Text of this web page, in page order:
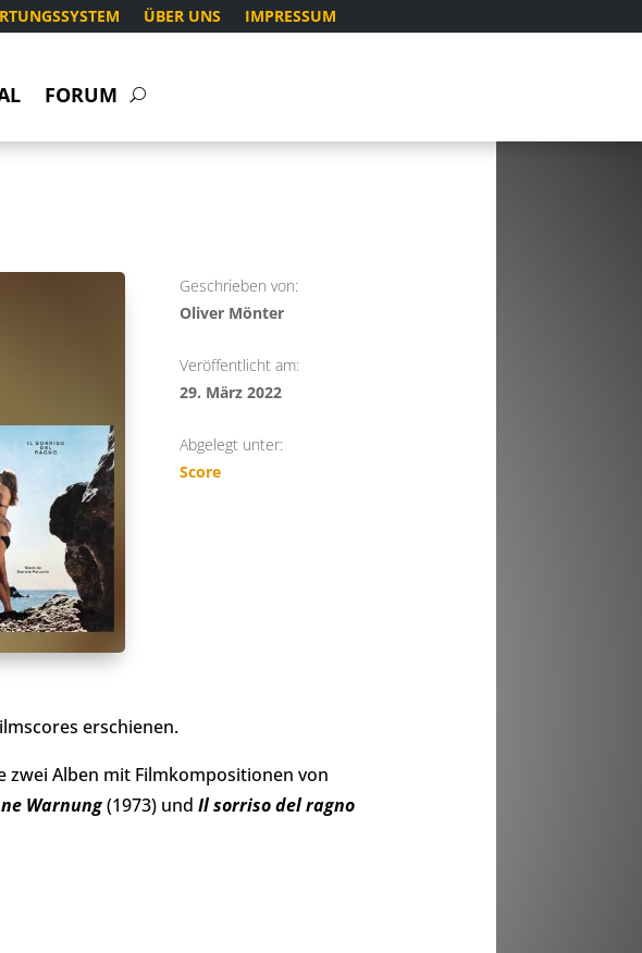
ÜBER UNS IMPRESSUM
FORUM
Geschrieben von:
Oliver Mönter
Veröffentlicht am:
29. März 2022
Abgelegt unter:
Score
erschienen.
zwei Alben mit Filmkompositionen von
Warnung(1973) und Il sorriso del ragno